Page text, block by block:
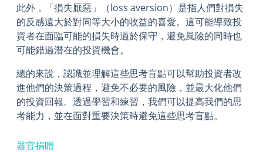
此外，「損失厭惡」（loss aversion）是指人們對損失
的反感遠大於對同等大小的收益的喜愛。這可能導致投
資者在面臨可能的損失時過於保守，避免風險的同時也
可能錯過潛在的投資機會。
總的來說，認識並理解這些思考盲點可以幫助投資者改
進他們的決策過程，避免不必要的風險，並最大化他們
的投資回報。透過學習和練習，我們可以提高我們的思
考能力，並在面對重要決策時避免這些思考盲點。
器官捐贈